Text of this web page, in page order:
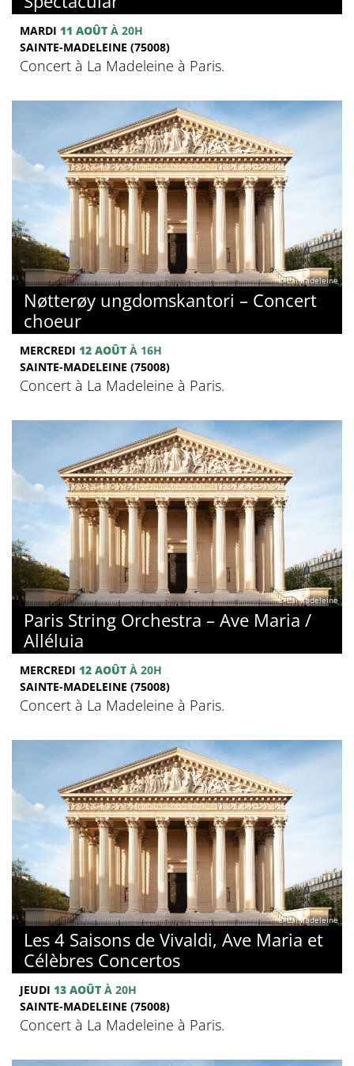
MARDI 11 AOÛT À 20H
SAINTE-MADELEINE (75008)
Concert à La Madeleine à Paris.
© La Madeleine
Nøtterøy ungdomskantori – Concert
choeur
MERCREDI 12 AOÛT À 16H
SAINTE-MADELEINE (75008)
Concert à La Madeleine à Paris.
© La Madeleine
Paris String Orchestra – Ave Maria /
Alléluia
MERCREDI 12 AOÛT À 20H
SAINTE-MADELEINE (75008)
Concert à La Madeleine à Paris.
© La Madeleine
Les 4 Saisons de Vivaldi, Ave Maria et
Célèbres Concertos
JEUDI 13 AOÛT À 20H
SAINTE-MADELEINE (75008)
Concert à La Madeleine à Paris.